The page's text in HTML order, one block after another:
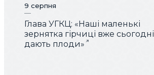
9 серпня
Глава УГКЦ: «Наші маленькі
зернятка гірчиці вже сьогодні
дають плоди»